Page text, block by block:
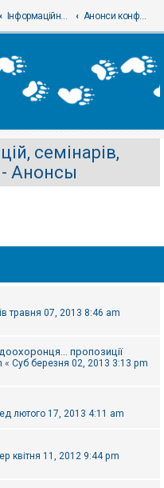
Інформаційний відділ Анонси конференцій, семінарів, презентацій - Анонсы
семінарів,
- Анонсы
травня 07, 2013 8:46 am
пропозиції
« Суб березня 02, 2013 3:13 pm
лютого 17, 2013 4:11 am
квітня 11, 2012 9:44 pm